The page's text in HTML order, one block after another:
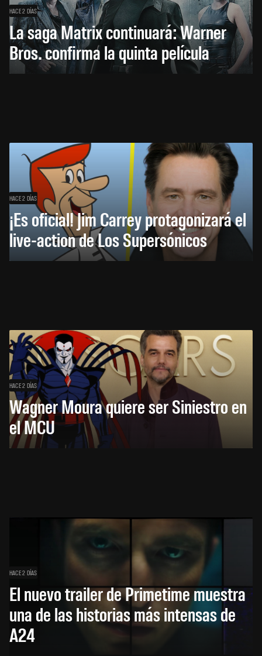
HACE 2 DÍAS
La saga Matrix continuará: Warner
Bros. confirma la quinta película
HACE 2 DÍAS
¡Es oficial! Jim Carrey protagonizará el
live-action de Los Supersónicos
HACE 2 DÍAS
Wagner Moura quiere ser Siniestro en
el MCU
HACE 2 DÍAS
El nuevo trailer de Primetime muestra
una de las historias más intensas de
A24